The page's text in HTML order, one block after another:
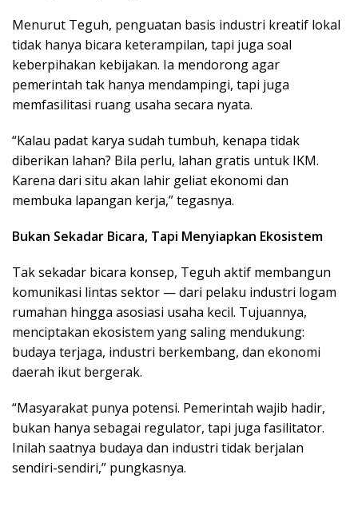
Menurut Teguh, penguatan basis industri kreatif lokal
tidak hanya bicara keterampilan, tapi juga soal
keberpihakan kebijakan. Ia mendorong agar
pemerintah tak hanya mendampingi, tapi juga
memfasilitasi ruang usaha secara nyata.
“Kalau padat karya sudah tumbuh, kenapa tidak
diberikan lahan? Bila perlu, lahan gratis untuk IKM.
Karena dari situ akan lahir geliat ekonomi dan
membuka lapangan kerja,” tegasnya.
Bukan Sekadar Bicara, Tapi Menyiapkan Ekosistem
Tak sekadar bicara konsep, Teguh aktif membangun
komunikasi lintas sektor — dari pelaku industri logam
rumahan hingga asosiasi usaha kecil. Tujuannya,
menciptakan ekosistem yang saling mendukung:
budaya terjaga, industri berkembang, dan ekonomi
daerah ikut bergerak.
“Masyarakat punya potensi. Pemerintah wajib hadir,
bukan hanya sebagai regulator, tapi juga fasilitator.
Inilah saatnya budaya dan industri tidak berjalan
sendiri-sendiri,” pungkasnya.